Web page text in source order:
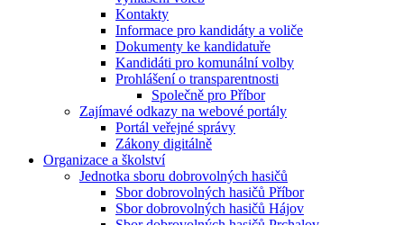
Kontakty
Informace pro kandidáty a voliče
Dokumenty ke kandidatuře
Kandidáti pro komunální volby
Prohlášení o transparentnosti
Společně pro Příbor
Zajímavé odkazy na webové portály
Portál veřejné správy
Zákony digitálně
Organizace a školství
Jednotka sboru dobrovolných hasičů
Sbor dobrovolných hasičů Příbor
Sbor dobrovolných hasičů Hájov